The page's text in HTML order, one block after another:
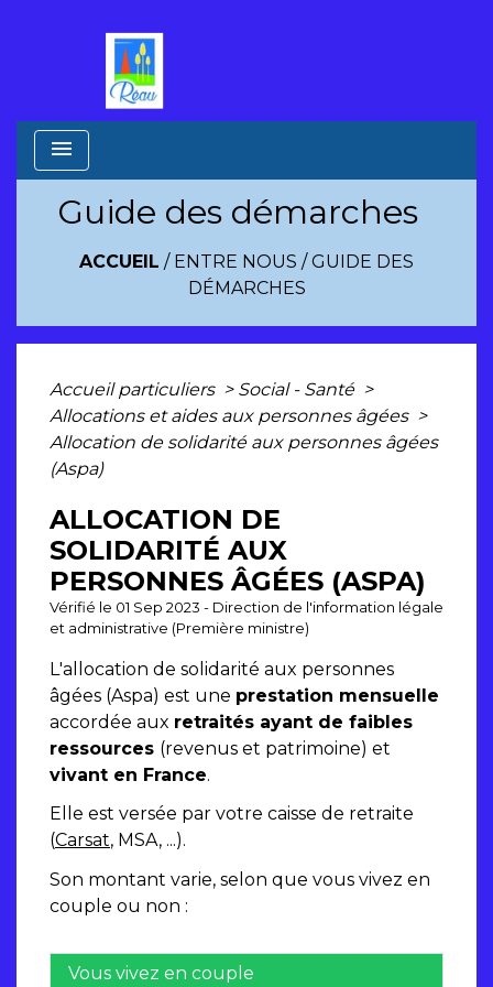
menu
Guide des démarches
ACCUEIL / ENTRE NOUS /GUIDE DES
DÉMARCHES
Accueil particuliers > Social - Santé >
Allocations et aides aux personnes âgées >
Allocation de solidarité aux personnes âgées
(Aspa)
ALLOCATION DE
SOLIDARITÉ AUX
PERSONNES ÂGÉES (ASPA)
Vérifié le 01 Sep 2023 - Direction de l'information légale
et administrative (Première ministre)
L'allocation de solidarité aux personnes
âgées (Aspa) est une prestation mensuelle
accordée aux retraités ayant de faibles
ressources (revenus et patrimoine) et
vivant en France.
Elle est versée par votre caisse de retraite
(Carsat, MSA, ...).
Son montant varie, selon que vous vivez en
couple ou non :
Vous vivez en couple